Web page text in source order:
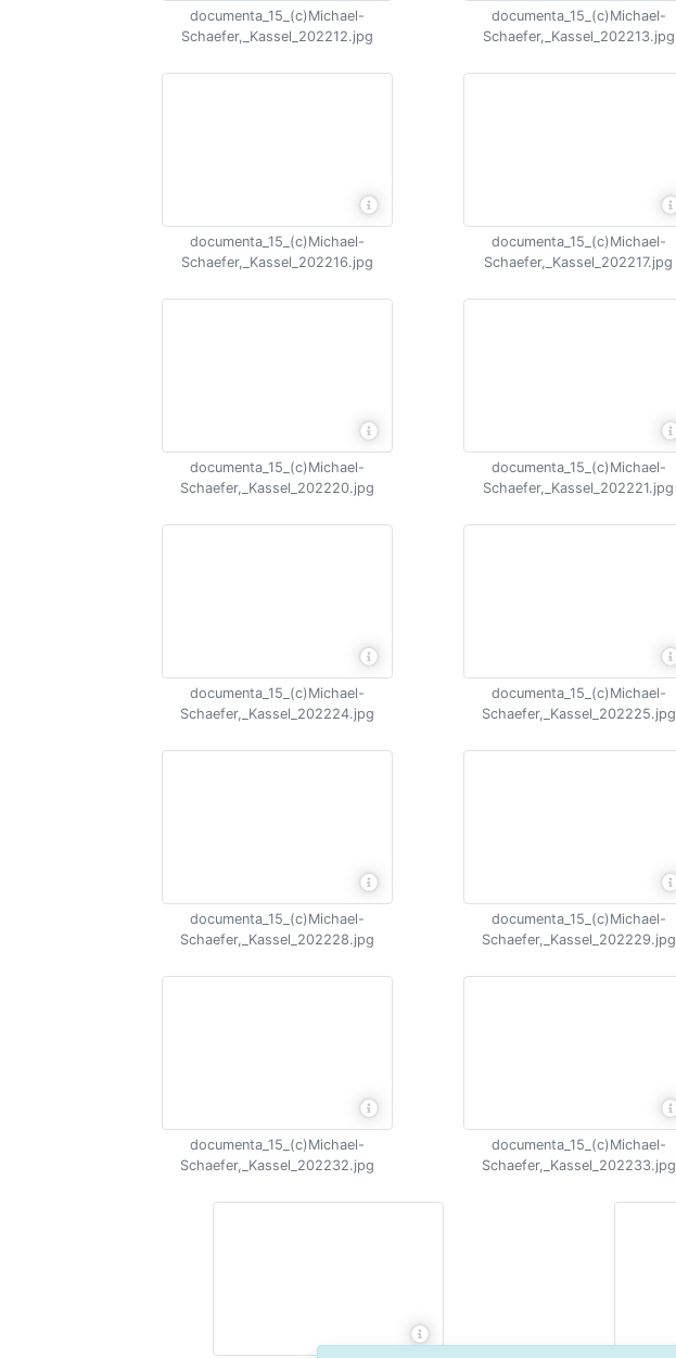
documenta_15_(c)Michael-
Schaefer,_Kassel_202212.jpg
documenta_15_(c)Michael-
Schaefer,_Kassel_202213.jpg
documenta_15_(c)Michael-
Schaefer,_Kassel_202216.jpg
documenta_15_(c)Michael-
Schaefer,_Kassel_202217.jpg
documenta_15_(c)Michael-
Schaefer,_Kassel_202220.jpg
documenta_15_(c)Michael-
Schaefer,_Kassel_202221.jpg
documenta_15_(c)Michael-
Schaefer,_Kassel_202224.jpg
documenta_15_(c)Michael-
Schaefer,_Kassel_202225.jpg
documenta_15_(c)Michael-
Schaefer,_Kassel_202228.jpg
documenta_15_(c)Michael-
Schaefer,_Kassel_202229.jpg
documenta_15_(c)Michael-
Schaefer,_Kassel_202232.jpg
documenta_15_(c)Michael-
Schaefer,_Kassel_202233.jpg